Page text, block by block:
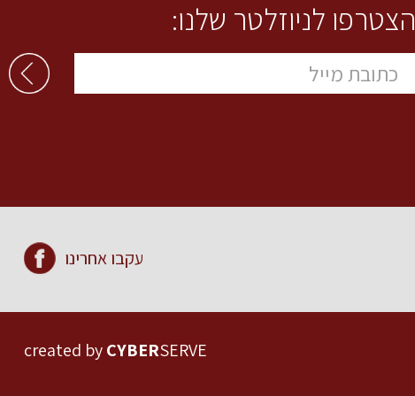
הצטרפו לניוזלטר שלנו:
עקבו אחרינו
created byCYBERSERVE